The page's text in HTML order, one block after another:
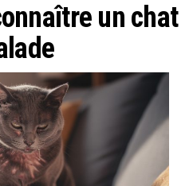
un chat